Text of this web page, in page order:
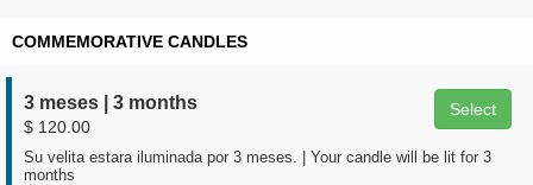
COMMEMORATIVE CANDLES
Select
3 meses | 3 months
$ 120.00
Su velita estara iluminada por 3 meses. | Your candle will be lit for 3
months